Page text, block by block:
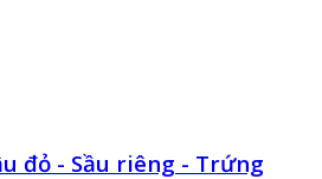
đỏ - Sầu riêng - Trứng